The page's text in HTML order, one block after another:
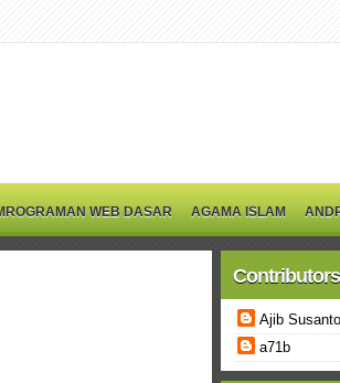
WEB DASAR AGAMA ISLAM
Contributors
Ajib Susanto
a71b